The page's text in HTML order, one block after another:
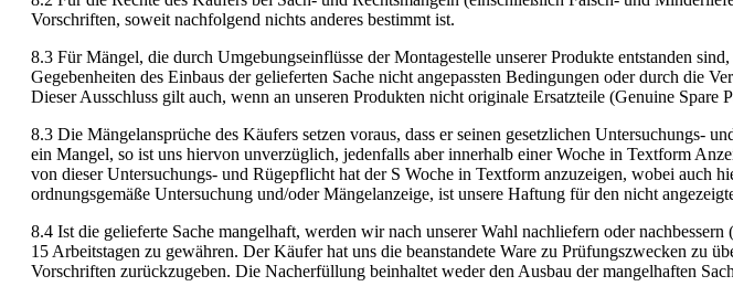
Vorschriften, soweit nachfolgend nichts anderes bestimmt ist.
8.3 Für Mängel, die durch Umgebungseinflüsse der Montagestelle unserer Produkte entstanden
Gegebenheiten des Einbaus der gelieferten Sache nicht angepassten Bedingungen oder durch die
Dieser Ausschluss gilt auch, wenn an unseren Produkten nicht originale Ersatzteile (Genuine Spare
8.3 Die Mängelansprüche des Käufers setzen voraus, dass er seinen gesetzlichen
ein Mangel, so ist uns hiervon unverzüglich, jedenfalls aber innerhalb einer Woche in Textform
von dieser Untersuchungs- und Rügepflicht hat der S Woche in Textform anzuzeigen, wobei auch
ordnungsgemäße Untersuchung und/oder Mängelanzeige, ist unsere Haftung für den nicht
8.4 Ist die gelieferte Sache mangelhaft, werden wir nach unserer Wahl nachliefern oder
15 Arbeitstagen zu gewähren. Der Käufer hat uns die beanstandete Ware zu Prüfungszwecken zu
Vorschriften zurückzugeben. Die Nacherfüllung beinhaltet weder den Ausbau der mangelhaften